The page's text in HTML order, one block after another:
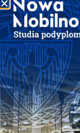
INFORMACJA
ds.
i
07/07/2026